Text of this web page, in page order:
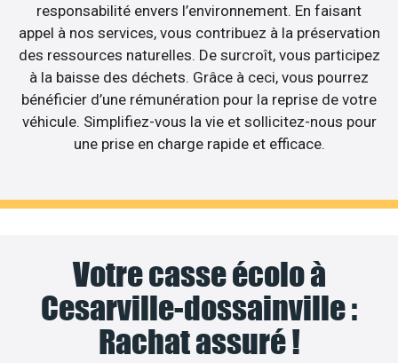
responsabilité envers l’environnement. En faisant
appel à nos services, vous contribuez à la préservation
des ressources naturelles. De surcroît, vous participez
à la baisse des déchets. Grâce à ceci, vous pourrez
bénéficier d’une rémunération pour la reprise de votre
véhicule. Simplifiez-vous la vie et sollicitez-nous pour
une prise en charge rapide et efficace.
Votre casse écolo à
Cesarville-dossainville :
Rachat assuré !